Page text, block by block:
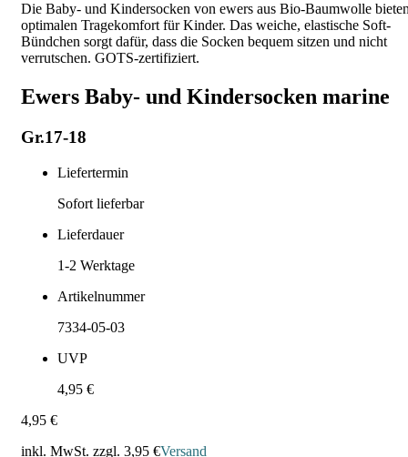
Die Baby- und Kindersocken von ewers aus Bio-Baumwolle
optimalen Tragekomfort für Kinder. Das weiche, elastische Soft-
Bündchen sorgt dafür, dass die Socken bequem sitzen und nicht
verrutschen. GOTS-zertifiziert.
Ewers Baby- und Kindersocken marine
Gr.17-18
Liefertermin
Sofort lieferbar
Lieferdauer
1-2 Werktage
Artikelnummer
7334-05-03
UVP
4,95 €
4,95 €
inkl. MwSt. zzgl. 3,95 €Versand